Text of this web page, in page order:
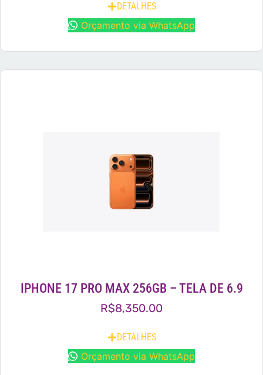
DETALHES
Orçamento via WhatsApp
IPHONE 17 PRO MAX 256GB – TELA DE 6.9
R$8,350.00
DETALHES
Orçamento via WhatsApp